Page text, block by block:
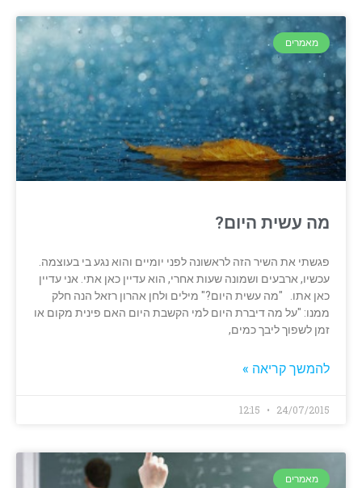
מאמרים
מה עשית היום?
פגשתי את השיר הזה לראשונה לפני יומיים והוא נגע בי בעוצמה.
עכשיו, ארבעים ושמונה שעות אחרי, הוא עדיין כאן אתי. אני עדיין
כאן אתו. "מה עשית היום?" מילים ולחן אהרון רזאל הנה חלק
ממנו: "על מה דיברת היום למי הקשבת היום האם פינית מקום או
זמן לשפוך ליבך כמים,
להמשך קריאה »
24/07/2015
מאמרים